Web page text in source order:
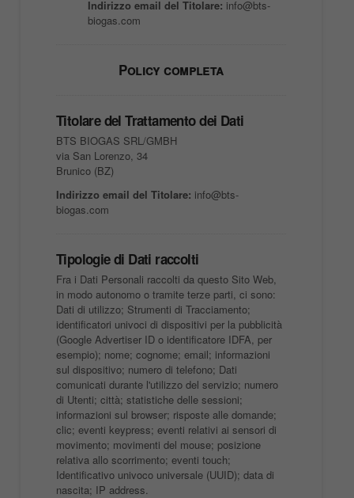
Indirizzo email del Titolare: info@bts-
biogas.com
Policy completa
Titolare del Trattamento dei Dati
BTS BIOGAS SRL/GMBH
via San Lorenzo, 34
Brunico (BZ)
Indirizzo email del Titolare: info@bts-
biogas.com
Tipologie di Dati raccolti
Fra i Dati Personali raccolti da questo Sito Web,
in modo autonomo o tramite terze parti, ci sono:
Dati di utilizzo; Strumenti di Tracciamento;
identificatori univoci di dispositivi per la pubblicità
(Google Advertiser ID o identificatore IDFA, per
esempio); nome; cognome; email; informazioni
sul dispositivo; numero di telefono; Dati
comunicati durante l'utilizzo del servizio; numero
di Utenti; città; statistiche delle sessioni;
informazioni sul browser; risposte alle domande;
clic; eventi keypress; eventi relativi ai sensori di
movimento; movimenti del mouse; posizione
relativa allo scorrimento; eventi touch;
Identificativo univoco universale (UUID); data di
nascita; IP address.